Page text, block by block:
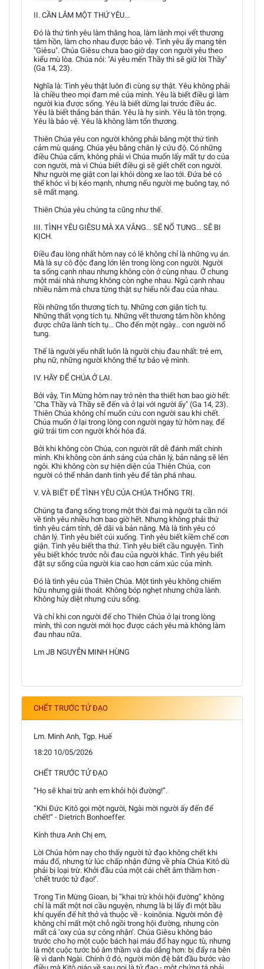
II. CẦN LẮM MỘT THỨ YÊU...
Đó là thứ tình yêu làm thăng hoa, làm lành mọi vết thương
tâm hồn, làm cho nhau được bảo vệ. Tình yêu ấy mang tên
"Giêsu". Chúa Giêsu chưa bao giờ dạy con người yêu theo
kiểu mù lòa. Chúa nói: "Ai yêu mến Thầy thì sẽ giữ lời Thầy"
(Ga 14, 23).
Nghĩa là: Tình yêu thật luôn đi cùng sự thật. Yêu không phải
là chiều theo mọi đam mê của mình. Yêu là biết điều gì làm
người kia được sống. Yêu là biết dừng lại trước điều ác.
Yêu là biết thắng bản thân. Yêu là hy sinh. Yêu là tôn trọng.
Yêu là bảo vệ. Yêu là không làm tổn thương.
Thiên Chúa yêu con người không phải bằng một thứ tình
cảm mù quáng. Chúa yêu bằng chân lý cứu độ. Có những
điều Chúa cấm, không phải vì Chúa muốn lấy mất tự do của
con người, mà vì Chúa biết điều gì sẽ giết chết con người.
Như người mẹ giật con lại khỏi dòng xe lao tới. Đứa bé có
thể khóc vì bị kéo mạnh, nhưng nếu người mẹ buông tay, nó
sẽ mất mạng.
Thiên Chúa yêu chúng ta cũng như thế.
III. TÌNH YÊU GIÊSU MÀ XA VẮNG... SẼ NỔ TUNG... SẼ BI
KỊCH.
Điều đau lòng nhất hôm nay có lẽ không chỉ là những vụ án.
Mà là sự cô độc đang lớn lên trong lòng con người. Người
ta sống cạnh nhau nhưng không còn ở cùng nhau. Ở chung
một mái nhà nhưng không còn nghe nhau. Ngủ cạnh nhau
nhiều năm mà chưa từng thật sự hiểu nỗi đau của nhau.
Rồi những tổn thương tích tụ. Những cơn giận tích tụ.
Những thất vọng tích tụ. Những vết thương tâm hồn không
được chữa lành tích tụ... Cho đến một ngày... con người nổ
tung.
Thế là người yếu nhất luôn là người chịu đau nhất: trẻ em,
phụ nữ, những người không thể tự bảo vệ mình.
IV. HÃY ĐỂ CHÚA Ở LẠI.
Bởi vậy, Tin Mừng hôm nay trở nên tha thiết hơn bao giờ hết:
"Cha Thầy và Thầy sẽ đến và ở lại với người ấy" (Ga 14, 23).
Thiên Chúa không chỉ muốn cứu con người sau khi chết.
Chúa muốn ở lại trong lòng con người ngay từ hôm nay, để
giữ trái tim con người khỏi hóa đá.
Bởi khi không còn Chúa, con người rất dễ đánh mất chính
mình. Khi không còn ánh sáng của chân lý, bản năng sẽ lên
ngôi. Khi không còn sự hiện diện của Thiên Chúa, con
người có thể nhân danh tình yêu để tàn phá nhau.
V. VÀ BIẾT ĐỂ TÌNH YÊU CỦA CHÚA THỐNG TRỊ.
Chúng ta đang sống trong một thời đại mà người ta cần nói
về tình yêu nhiều hơn bao giờ hết. Nhưng không phải thứ
tình yêu cảm tính, dễ dãi và bản năng. Mà là tình yêu có
chân lý. Tình yêu biết cúi xuống. Tình yêu biết kiềm chế cơn
giận. Tình yêu biết tha thứ. Tình yêu biết cầu nguyện. Tình
yêu biết khóc trước nỗi đau của người khác. Tình yêu biết
đặt sự sống của người kia cao hơn cảm xúc của mình.
Đó là tình yêu của Thiên Chúa. Một tình yêu không chiếm
hữu nhưng giải thoát. Không bóp nghẹt nhưng chữa lành.
Không hủy diệt nhưng cứu sống.
Và chỉ khi con người để cho Thiên Chúa ở lại trong lòng
mình, thì con người mới học được cách yêu mà không làm
đau nhau nữa.
Lm JB NGUYỄN MINH HÙNG
CHẾT TRƯỚC TỬ ĐẠO
Lm. Minh Anh, Tgp. Huế
18:20 10/05/2026
CHẾT TRƯỚC TỬ ĐẠO
“Họ sẽ khai trừ anh em khỏi hội đường!”.
“Khi Đức Kitô gọi một người, Ngài mời người ấy đến để
chết!” - Dietrich Bonhoeffer.
Kính thưa Anh Chị em,
Lời Chúa hôm nay cho thấy người tử đạo không chết khi
máu đổ, nhưng từ lúc chấp nhận đứng về phía Chúa Kitô dù
phải bị loại trừ. Khởi đầu của một cái chết âm thầm hơn -
‘chết trước tử đạo!’.
Trong Tin Mừng Gioan, bị “khai trừ khỏi hội đường” không
chỉ là mất một nơi cầu nguyện, nhưng là bị lấy đi một bầu
khí quyển để hít thở và thuộc về - koinōnia. Người môn đệ
không chỉ mất một chỗ ngồi trong hội đường, nhưng còn
mất cả ‘oxy của sự công nhận’. Chúa Giêsu không báo
trước cho họ một cuộc bách hại máu đổ hay ngục tù, nhưng
là một cuộc tước bỏ âm thầm và dai dẳng hơn: bị đẩy ra bên
lề vì danh Ngài. Chính ở đó, người môn đệ bắt đầu bước vào